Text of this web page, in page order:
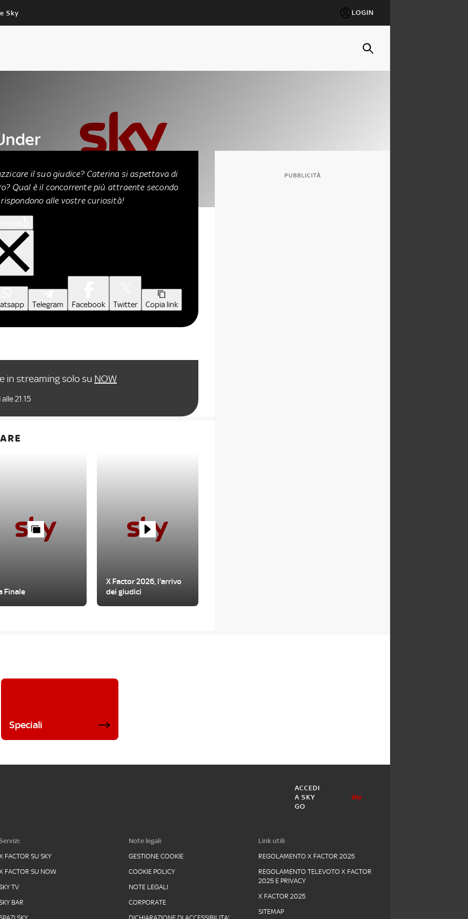
Sky LOGIN
il suo giudice? Caterina si aspettava di
Qual è il concorrente più attraente secondo
rispondono alle vostre curiosità!
Telegram Facebook Twitter Copia link
e in streaming solo su NOW
21.15
Finale
X Factor 2026, l'arrivo
dei giudici
PUBBLICITÀ
Speciali
ACCEDI
A SKY
GO
FACTOR SU SKY
FACTOR SU NOW
TV
BAR
Note legali:
GESTIONE COOKIE
COOKIE POLICY
NOTE LEGALI
CORPORATE
Link utili:
REGOLAMENTO X FACTOR 2025
REGOLAMENTO TELEVOTO X FACTOR
2025 E PRIVACY
X FACTOR 2025
SITEMAP